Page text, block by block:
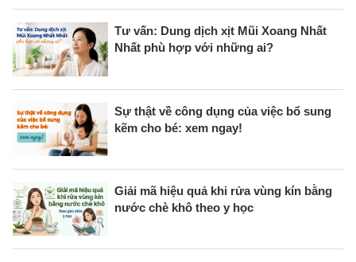
Tư vấn: Dung dịch xịt Mũi Xoang Nhất
Nhất phù hợp với những ai?
Sự thật về công dụng của việc bổ sung
kẽm cho bé: xem ngay!
Giải mã hiệu quả khi rửa vùng kín bằng
nước chè khô theo y học